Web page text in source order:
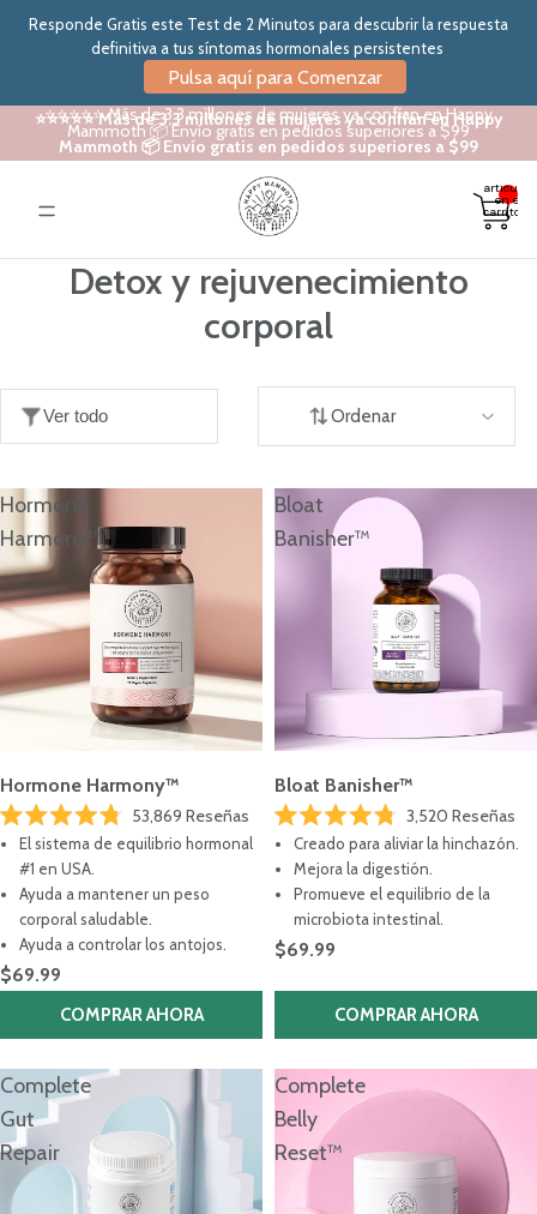
Responde Gratis este Test de 2 Minutos para descubrir la respuesta
definitiva a tus síntomas hormonales persistentes
Pulsa aquí para Comenzar
⭐⭐⭐⭐⭐ Más de 3.3 millones de mujeres ya confían en Happy
Mammoth 📦 Envío gratis en pedidos superiores a $99
⭐⭐⭐⭐⭐ Más de 3.3 millones de mujeres ya confían en Happy
Mammoth 📦 Envío gratis en pedidos superiores a $99
artículos
en el
carrito: 0
Detox y rejuvenecimiento
corporal
Ver todo Ordenar
Hormone
Harmony™
Hormone Harmony™
Calificado
4.8
estrellas
53,869 Reseñas
El sistema de equilibrio hormonal
#1 en USA.
Ayuda a mantener un peso
corporal saludable.
Ayuda a controlar los antojos.
$69.99
COMPRAR AHORA
Bloat
Banisher™
Bloat Banisher™
Calificado
4.8
de
estrellas
3,520 Reseñas
Creado para aliviar la hinchazón.
Mejora la digestión.
Promueve el equilibrio de la
microbiota intestinal.
$69.99
COMPRAR AHORA
Complete
Gut
Repair
Complete
Belly
Reset™